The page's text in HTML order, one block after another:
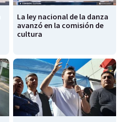
La ley nacional de la danza
avanzó en la comisión de
cultura